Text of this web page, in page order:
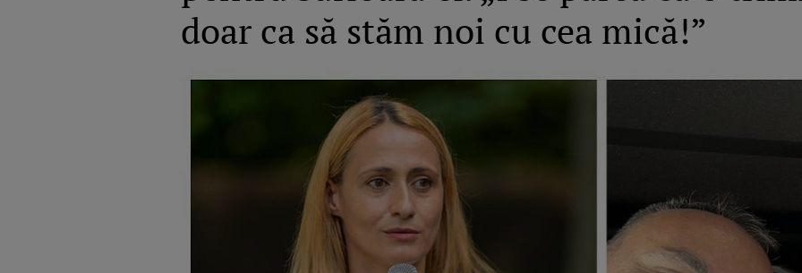
doar ca să stăm noi cu cea mică!”